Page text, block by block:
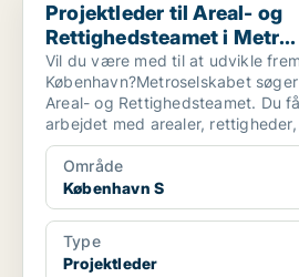
Projektleder til Areal- og
Rettighedsteamet i Metr...
Vil du være med til at udvikle
København?Metroselskabet
Areal- og Rettighedsteamet. Du
arbejdet med arealer,
Område
København S
Type
Projektleder